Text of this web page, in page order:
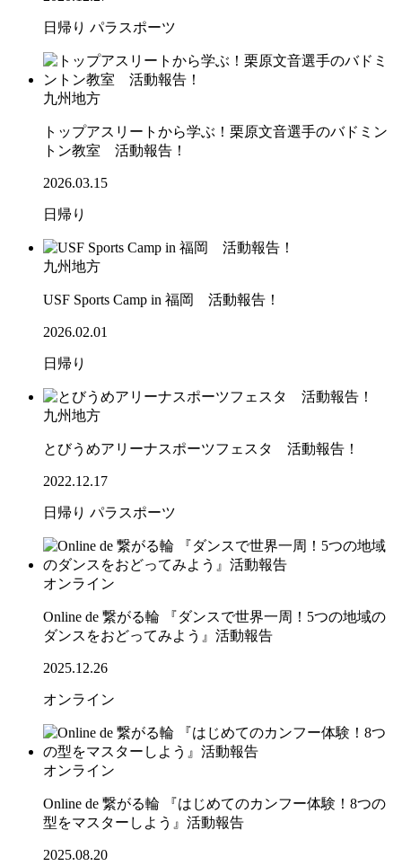
日帰り パラスポーツ
九州地方
トップアスリートから学ぶ！栗原文音選手のバドミン
トン教室 活動報告！
2026.03.15
日帰り
九州地方
USF Sports Camp in 福岡 活動報告！
2026.02.01
日帰り
九州地方
とびうめアリーナスポーツフェスタ 活動報告！
2022.12.17
日帰り パラスポーツ
オンライン
Online de 繋がる輪 『ダンスで世界一周！5つの地域の
ダンスをおどってみよう』活動報告
2025.12.26
オンライン
オンライン
Online de 繋がる輪 『はじめてのカンフー体験！8つの
型をマスターしよう』活動報告
2025.08.20